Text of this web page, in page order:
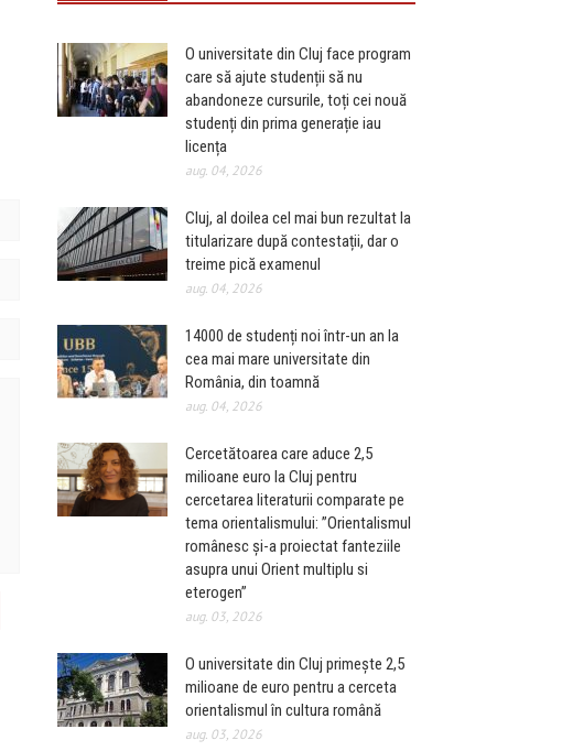
O universitate din Cluj face program
care să ajute studenții să nu
abandoneze cursurile, toți cei nouă
studenți din prima generație iau
licența
aug. 04, 2026
Cluj, al doilea cel mai bun rezultat la
titularizare după contestații, dar o
treime pică examenul
aug. 04, 2026
14000 de studenți noi într-un an la
cea mai mare universitate din
România, din toamnă
aug. 04, 2026
Cercetătoarea care aduce 2,5
milioane euro la Cluj pentru
cercetarea literaturii comparate pe
tema orientalismului: ”Orientalismul
românesc și-a proiectat fanteziile
asupra unui Orient multiplu si
eterogen”
aug. 03, 2026
O universitate din Cluj primește 2,5
milioane de euro pentru a cerceta
orientalismul în cultura română
aug. 03, 2026